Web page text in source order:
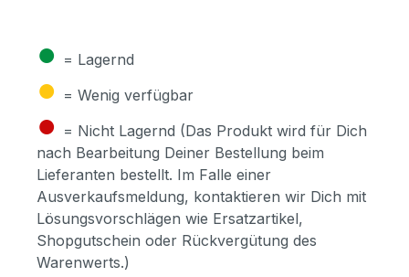
● = Lagernd
● = Wenig verfügbar
● = Nicht Lagernd (Das Produkt wird für Dich
nach Bearbeitung Deiner Bestellung beim
Lieferanten bestellt. Im Falle einer
Ausverkaufsmeldung, kontaktieren wir Dich mit
Lösungsvorschlägen wie Ersatzartikel,
Shopgutschein oder Rückvergütung des
Warenwerts.)